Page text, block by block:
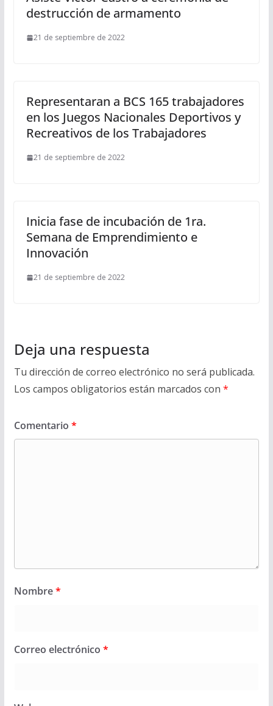
destrucción de armamento
21 de septiembre de 2022
Representaran a BCS 165 trabajadores
en los Juegos Nacionales Deportivos y
Recreativos de los Trabajadores
21 de septiembre de 2022
Inicia fase de incubación de 1ra.
Semana de Emprendimiento e
Innovación
21 de septiembre de 2022
Deja una respuesta
Tu dirección de correo electrónico no será publicada.
Los campos obligatorios están marcados con *
Comentario *
Nombre*
Correo electrónico *